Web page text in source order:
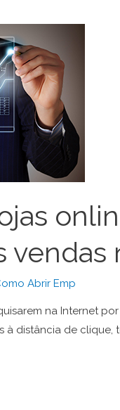
vendas
Abrir Emp
na Internet
à distância de